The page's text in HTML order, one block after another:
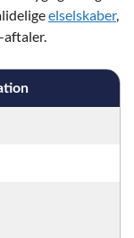
elselskaber,
aftaler.